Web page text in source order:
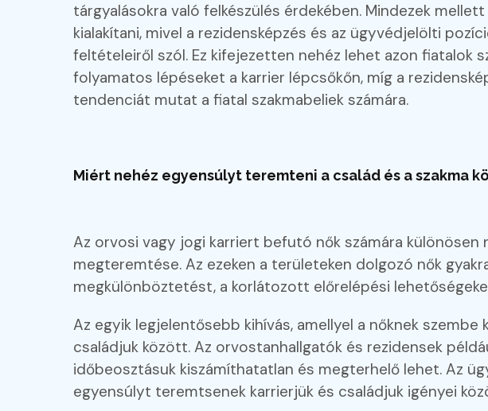
tárgyalásokra való felkészülés érdekében. Mindezek
kialakítani, mivel a rezidensképzés és az ügyvédjelölti
feltételeiről szól. Ez kifejezetten nehéz lehet azon fiatalok
folyamatos lépéseket a karrier lépcsőkőn, míg a
tendenciát mutat a fiatal szakmabeliek számára.
Miért nehéz egyensúlyt teremteni a család és a szakma
Az orvosi vagy jogi karriert befutó nők számára
megteremtése. Az ezeken a területeken dolgozó nők
megkülönböztetést, a korlátozott előrelépési
Az egyik legjelentősebb kihívás, amellyel a nőknek szembe
családjuk között. Az orvostanhallgatók és rezidensek
időbeosztásuk kiszámíthatatlan és megterhelő lehet. Az
egyensúlyt teremtsenek karrierjük és családjuk igényei